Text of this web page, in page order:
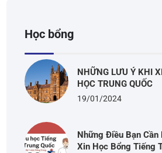
Học bổng
NHỮNG LƯU Ý KHI
HỌC TRUNG QUỐC
19/01/2024
Những Điều Bạn
Xin Học Bổng Tiếng